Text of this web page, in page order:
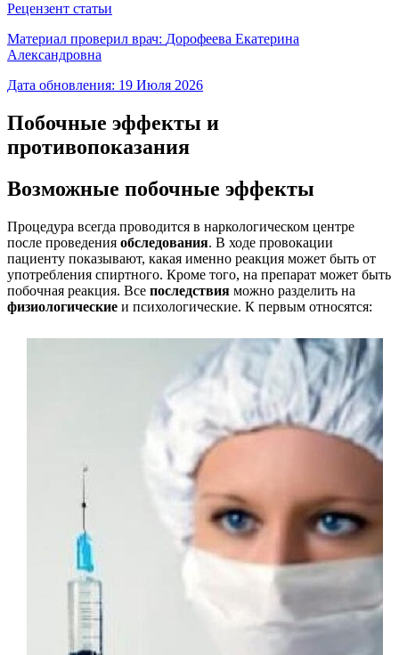
Рецензент статьи
Материал проверил врач: Дорофеева Екатерина
Александровна
Дата обновления: 19 Июля 2026
Побочные эффекты и
противопоказания
Возможные побочные эффекты
Процедура всегда проводится в наркологическом центре
после проведения обследования. В ходе провокации
пациенту показывают, какая именно реакция может быть от
употребления спиртного. Кроме того, на препарат может быть
побочная реакция. Все последствия можно разделить на
физиологические и психологические. К первым относятся: